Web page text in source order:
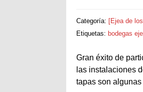
Categoría: [Ejea de
Etiquetas: bodegas
Gran éxito de
las instalaciones
tapas son